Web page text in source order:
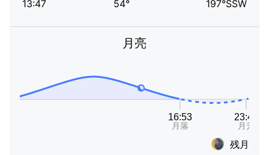
13:47 54° 197°SSW
月亮
残月